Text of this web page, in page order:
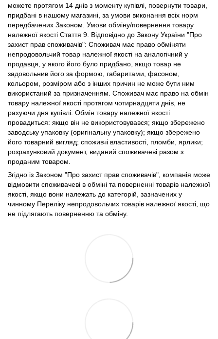
можете протягом 14 днів з моменту купівлі, повернути товари,
придбані в нашому магазині, за умови виконання всіх норм
передбачених Законом. Умови обміну/повернення товару
належної якості Стаття 9. Відповідно до Закону України "Про
захист прав споживачів": Споживач має право обміняти
непродовольчий товар належної якості на аналогічний у
продавця, у якого його було придбано, якщо товар не
задовольнив його за формою, габаритами, фасоном,
кольором, розміром або з інших причин не може бути ним
використаний за призначенням. Споживач має право на обмін
товару належної якості протягом чотирнадцяти днів, не
рахуючи дня купівлі. Обмін товару належної якості
провадиться: якщо він не використовувався; якщо збережено
заводську упаковку (оригінальну упаковку); якщо збережено
його товарний вигляд; споживчі властивості, пломби, ярлики;
розрахунковий документ, виданий споживачеві разом з
проданим товаром.
Згідно із Законом "Про захист прав споживачів", компанія може
відмовити споживачеві в обміні та поверненні товарів належної
якості, якщо вони належать до категорій, зазначених у
чинному Переліку непродовольчих товарів належної якості, що
не підлягають поверненню та обміну.